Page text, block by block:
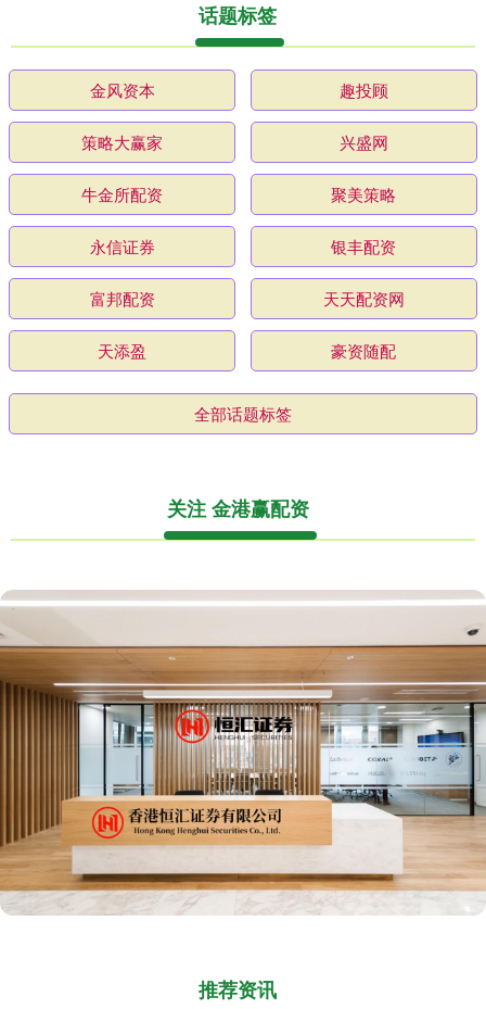
话题标签
金风资本 趣投顾
策略大赢家 兴盛网
牛金所配资 聚美策略
永信证券 银丰配资
富邦配资 天天配资网
天添盈 豪资随配
全部话题标签
关注 金港赢配资
推荐资讯